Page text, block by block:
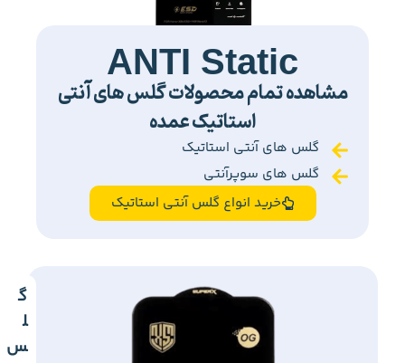
ANTI Static
مشاهده تمام محصولات گلس های آنتی
استاتیک عمده
گلس های آنتی استاتیک
گلس های سوپرآنتی
خرید انواع گلس آنتی استاتیک
گ
ل
س